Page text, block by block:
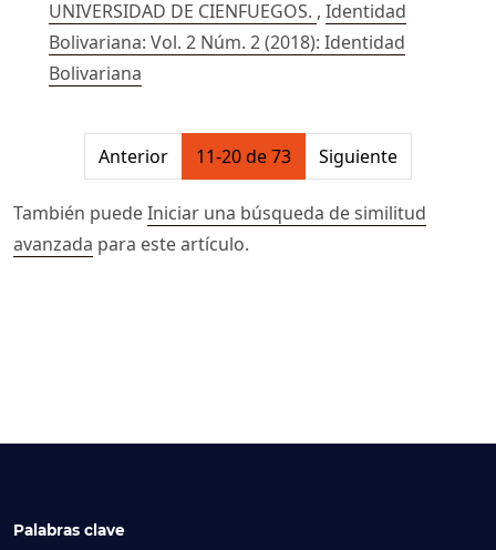
UNIVERSIDAD DE CIENFUEGOS. , Identidad
Bolivariana: Vol. 2 Núm. 2 (2018): Identidad
Bolivariana
##issue.pagination##
Anterior 11-20 de 73 Siguiente
También puedeIniciar una búsqueda de similitud
avanzada para este artículo.
Palabras clave